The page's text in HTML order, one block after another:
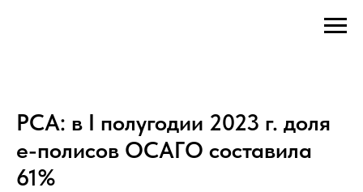
РСА: в I полугодии 2023 г. доля
е-полисов ОСАГО составила
61%